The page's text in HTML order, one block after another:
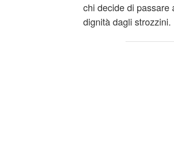
chi decide di passare
dignità dagli strozzini.